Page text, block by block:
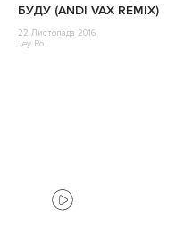
БУДУ (ANDI VAX REMIX)
22 Листопада 2016
Jey Ro